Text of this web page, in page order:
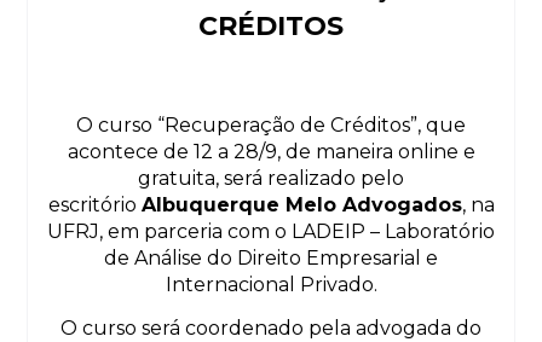
CRÉDITOS
O curso “Recuperação de Créditos”, que
acontece de 12 a 28/9, de maneira online e
gratuita, será realizado pelo
escritório Albuquerque Melo Advogados, na
UFRJ, em parceria com o LADEIP – Laboratório
de Análise do Direito Empresarial e
Internacional Privado.
O curso será coordenado pela advogada do